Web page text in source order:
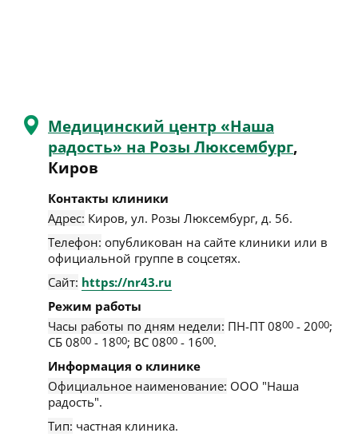
Медицинский центр «Наша
радость» на Розы Люксембург,
Киров
Контакты клиники
Адрес: Киров, ул. Розы Люксембург, д. 56.
Телефон: опубликован на сайте клиники или в
официальной группе в соцсетях.
Сайт: https://nr43.ru
Режим работы
Часы работы по дням недели: ПН-ПТ 0800 - 2000;
СБ 0800 - 1800; ВС 0800 - 1600.
Информация о клинике
Официальное наименование: ООО "Наша
радость".
Тип: частная клиника.